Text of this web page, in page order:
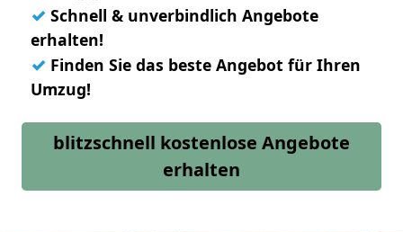
✓ Schnell & unverbindlich Angebote
erhalten!
✓ Finden Sie das beste Angebot für Ihren
Umzug!
blitzschnell kostenlose Angebote
erhalten